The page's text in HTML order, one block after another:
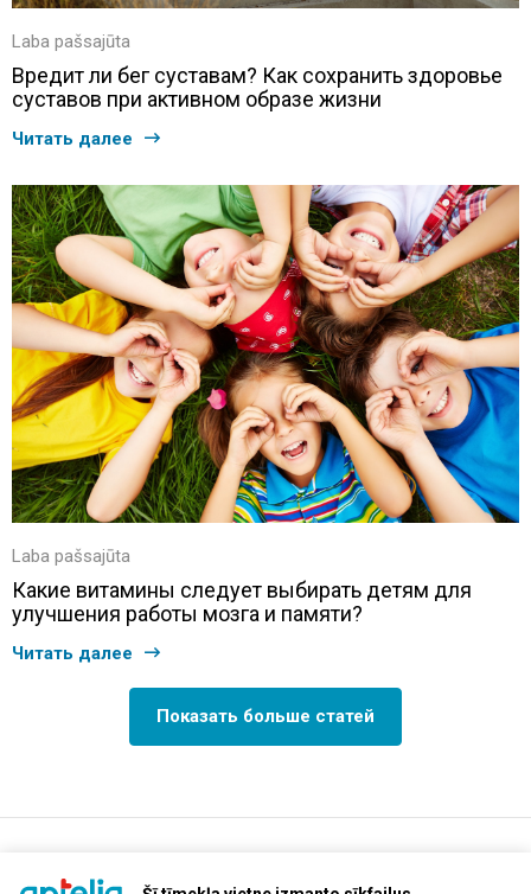
Laba pašsajūta
Вредит ли бег суставам? Как сохранить здоровье
суставов при активном образе жизни
Читать далее
Laba pašsajūta
Какие витамины следует выбирать детям для
улучшения работы мозга и памяти?
Читать далее
Показать больше статей